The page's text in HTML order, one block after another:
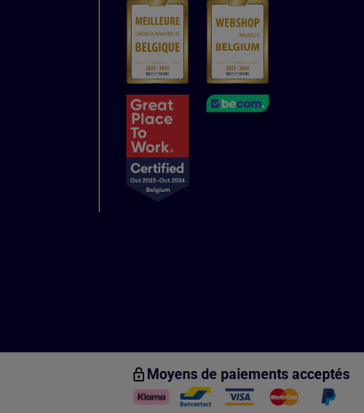
Moyens de paiements acceptés